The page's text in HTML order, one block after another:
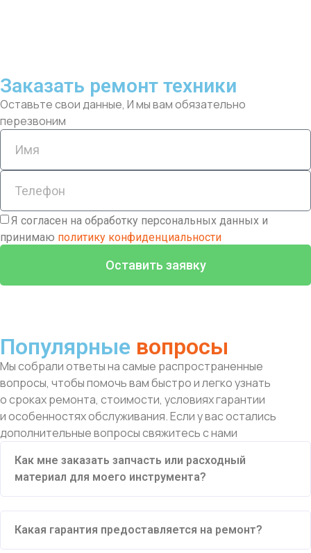
Заказать ремонт техники
Оставьте свои данные, И мы вам обязательно
перезвоним
Я согласен на обработку персональных данных и
принимаю политику конфиденциальности
Оставить заявку
Популярные вопросы
Мы собрали ответы на самые распространенные
вопросы, чтобы помочь вам быстро и легко узнать
о сроках ремонта, стоимости, условиях гарантии
и особенностях обслуживания. Если у вас остались
дополнительные вопросы свяжитесь с нами
Как мне заказать запчасть или расходный
материал для моего инструмента?
Какая гарантия предоставляется на ремонт?